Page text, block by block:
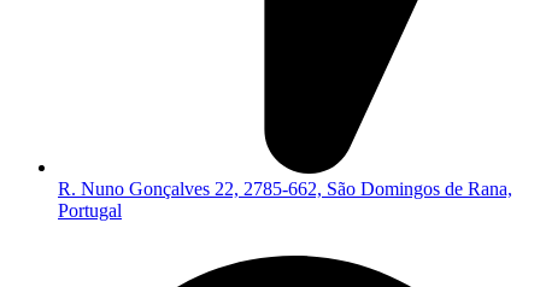
R. Nuno Gonçalves 22, 2785-662, São Domingos de Rana,
Portugal